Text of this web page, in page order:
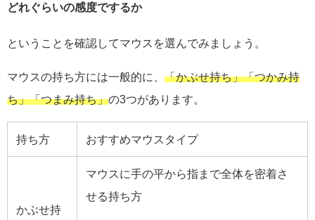
どれぐらいの感度でするか
ということを確認してマウスを選んでみましょう。
マウスの持ち方には一般的に、 「かぶせ持ち」「つかみ持
ち」「つまみ持ち」の3つがあります。
持ち方 おすすめマウスタイプ
かぶせ持
マウスに手の平から指まで全体を密着さ
せる持ち方